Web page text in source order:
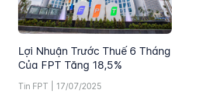
Lợi Nhuận Trước Thuế 6 Tháng
Của FPT Tăng 18,5%
Tin FPT | 17/07/2025